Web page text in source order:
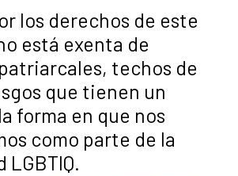
los derechos de este
está exenta de
techos de
que tienen un
forma en que nos
como parte de la
LGBTIQ.